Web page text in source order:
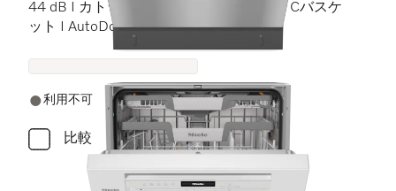
44 dB I カトラリートレイ I ExtraComfort Cバスケ
ット I AutoDos I Miele@home
利用不可
比較